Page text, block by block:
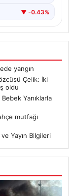
▼ -0.43%
yangın
Çelik: İki
oldu
Yanıklarla
mutfağı
Yayın Bilgileri